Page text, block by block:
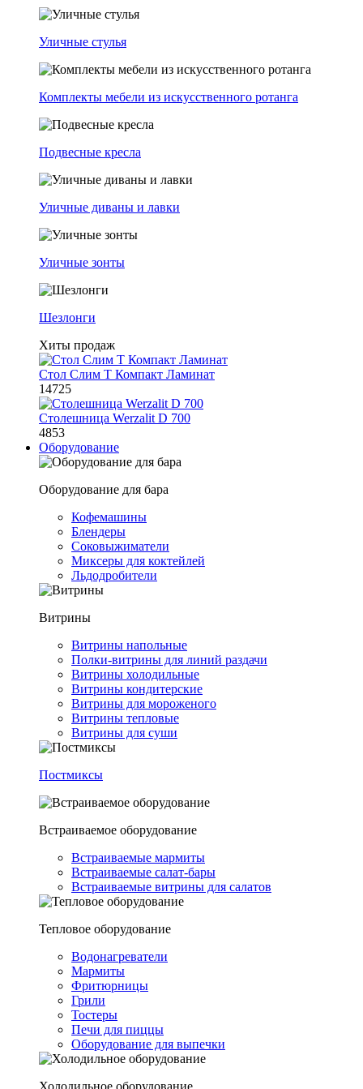
Уличные стулья
Комплекты мебели из искусственного ротанга
Подвесные кресла
Уличные диваны и лавки
Уличные зонты
Шезлонги
Хиты продаж
Стол Слим Т Компакт Ламинат
14725
Столешница Werzalit D 700
4853
Оборудование
Оборудование для бара
Кофемашины
Блендеры
Соковыжиматели
Миксеры для коктейлей
Льдодробители
Витрины
Витрины напольные
Полки-витрины для линий раздачи
Витрины холодильные
Витрины кондитерские
Витрины для мороженого
Витрины тепловые
Витрины для суши
Постмиксы
Встраиваемое оборудование
Встраиваемые мармиты
Встраиваемые салат-бары
Встраиваемые витрины для салатов
Тепловое оборудование
Водонагреватели
Мармиты
Фритюрницы
Грили
Тостеры
Печи для пиццы
Оборудование для выпечки
Холодильное оборудование